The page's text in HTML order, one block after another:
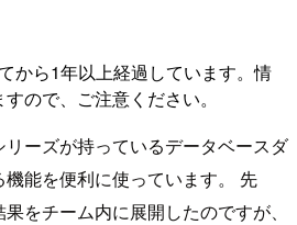
から1年以上経過しています。情
ので、ご注意ください。
ーズが持っているデータベースダ
能を便利に使っています。 先
をチーム内に展開したのですが、